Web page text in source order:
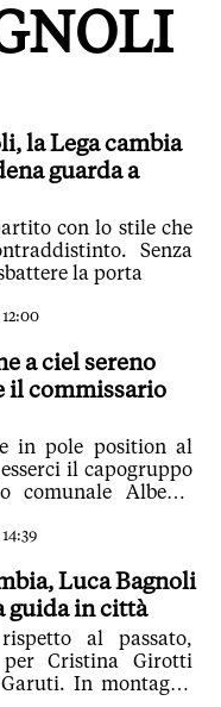
la Lega cambia
guarda a
con lo stile che
Senza
la porta
a ciel sereno
il commissario
in pole position al
il capogruppo
comunale Alberto
Luca Bagnoli
guida in città
al passato,
per Cristina Girotti
In montagna